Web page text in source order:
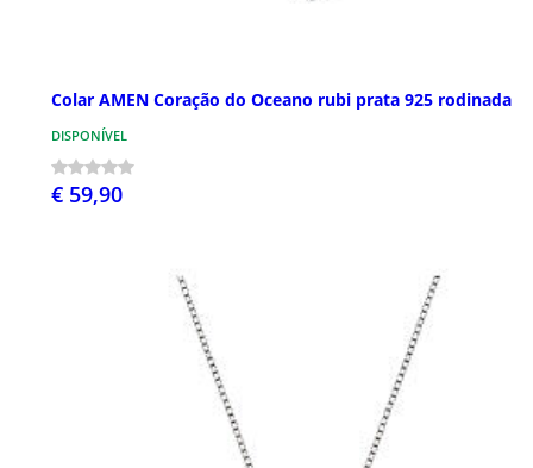
Colar AMEN Coração do Oceano rubi prata 925 rodinada
DISPONÍVEL
€ 59,90